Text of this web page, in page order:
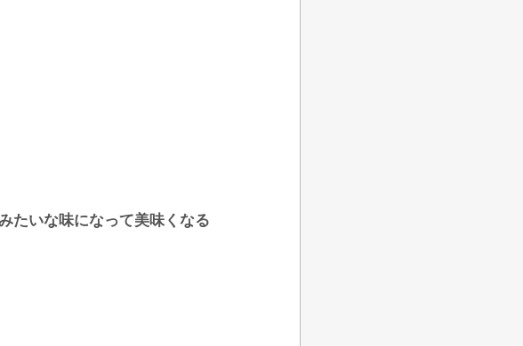
たいな味になって美味くなる